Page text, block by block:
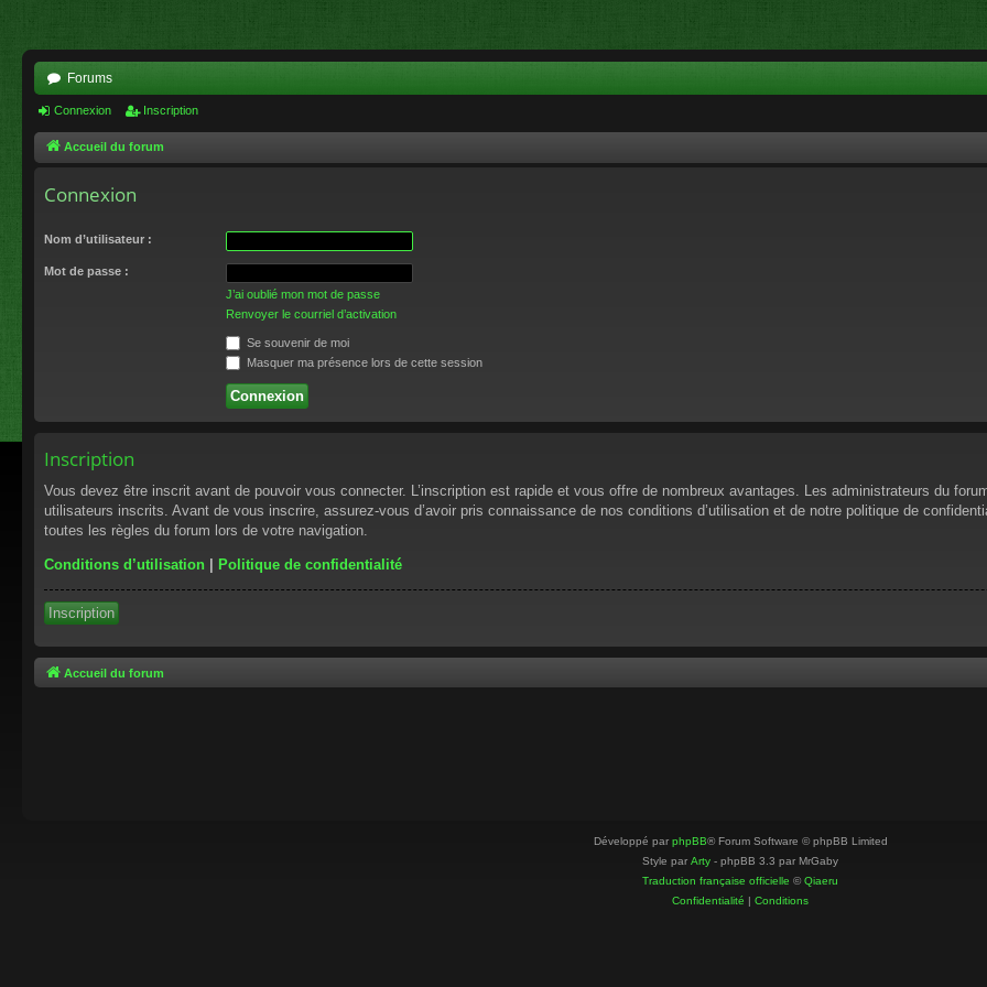
Forums
Connexion Inscription
Accueil du forum
Connexion
Nom d’utilisateur :
Mot de passe :
J’ai oublié mon mot de passe
Renvoyer le courriel d’activation
Se souvenir de moi
Masquer ma présence lors de cette session
Inscription
Vous devez être inscrit avant de pouvoir vous connecter. L’inscription est rapide et vous offre de nombreux avantages. Les administrateurs du
utilisateurs inscrits. Avant de vous inscrire, assurez-vous d’avoir pris connaissance de nos conditions d’utilisation et de notre politique de
toutes les règles du forum lors de votre navigation.
Conditions d’utilisation | Politique de confidentialité
Inscription
Accueil du forum
Développé par phpBB® Forum Software © phpBB Limited
Style par Arty - phpBB 3.3 par MrGaby
Traduction française officielle ©Qiaeru
Confidentialité | Conditions